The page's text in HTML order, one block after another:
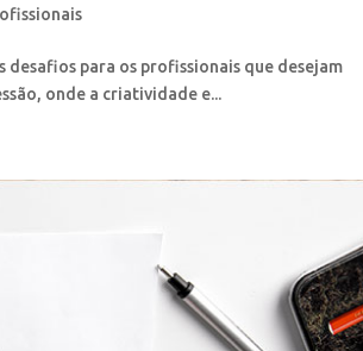
desafios para os profissionais que desejam
onde a criatividade e...